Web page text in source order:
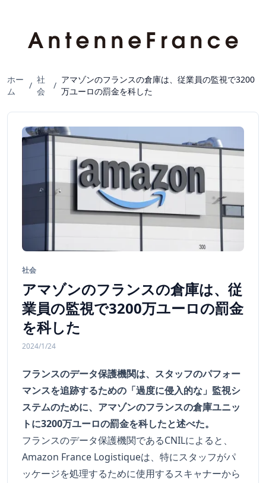
ホー
ム
/
社
会
/
アマゾンのフランスの倉庫は、従業員の監視で3200
万ユーロの罰金を科した
社会
アマゾンのフランスの倉庫は、従
業員の監視で3200万ユーロの罰金
を科した
2024/1/24
フランスのデータ保護機関は、スタッフのパフォー
マンスを追跡するための「過度に侵入的な」監視シ
ステムのために、アマゾンのフランスの倉庫ユニッ
トに3200万ユーロの罰金を科したと述べた。
フランスのデータ保護機関であるCNILによると、
Amazon France Logistiqueは、特にスタッフがパ
ッケージを処理するために使用するスキャナーから